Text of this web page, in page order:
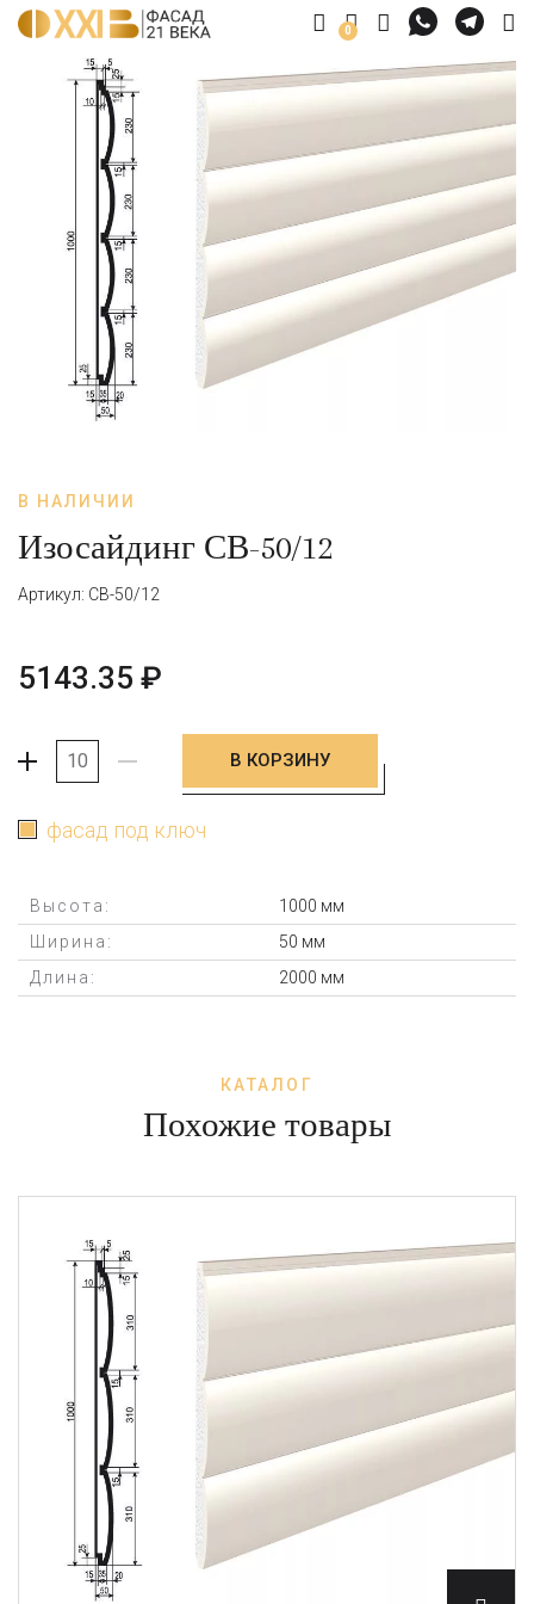
0
В НАЛИЧИИ
Изосайдинг СВ-50/12
Артикул: СВ-50/12
5143.35 ₽
-
+ В КОРЗИНУ
фасад под ключ
Высота:
1000 мм
Ширина:
50 мм
Длина:
2000 мм
КАТАЛОГ
Похожие товары